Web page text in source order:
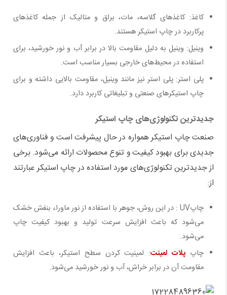
کاغذ: کاغذهای گلاسه، مات، براق و متالیک از جمله کاغذهای
پرکاربرد در چاپ استیکر هستند.
وینیل: وینیل به دلیل مقاومت بالا در برابر آب و نور خورشید، برای
استفاده در محیط‌های خارجی بسیار مناسب است.
پلی استر: پلی استر نیز مانند وینیل، مقاومت بالایی داشته و برای
چاپ استیکرهای صنعتی و تبلیغاتی کاربرد دارد.
جدیدترین تکنولوژی‌های چاپ استیکر
صنعت چاپ استیکر همواره در حال پیشرفت است و فناوری‌های
جدیدی برای بهبود کیفیت و تنوع محصولات ارائه می‌شود. برخی
از جدیدترین تکنولوژی‌های مورد استفاده در چاپ استیکر عبارتند
از:
چاپUV : در این روش، جوهر با استفاده از نور ماوراء بنفش خشک
می‌شود که باعث افزایش سرعت تولید و بهبود کیفیت چاپ
می‌شود.
چاپ پلات لمینت: لمینیت کردن سطح استیکر، باعث افزایش
مقاومت آن در برابر خراش، آب و نور خورشید می‌شود.